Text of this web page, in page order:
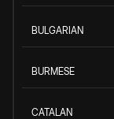
BULGARIAN
BURMESE
CATALAN